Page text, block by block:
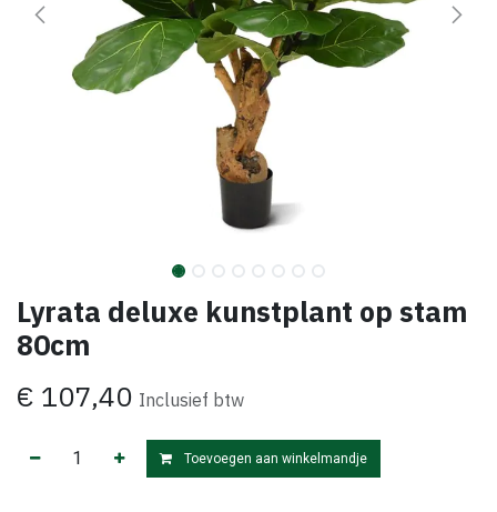
Lyrata deluxe kunstplant op stam
80cm
€ 107,40 Inclusief btw
Toevoegen aan winkelmandje